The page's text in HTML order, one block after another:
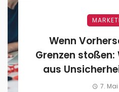
Wenn
Grenzen
aus
7.